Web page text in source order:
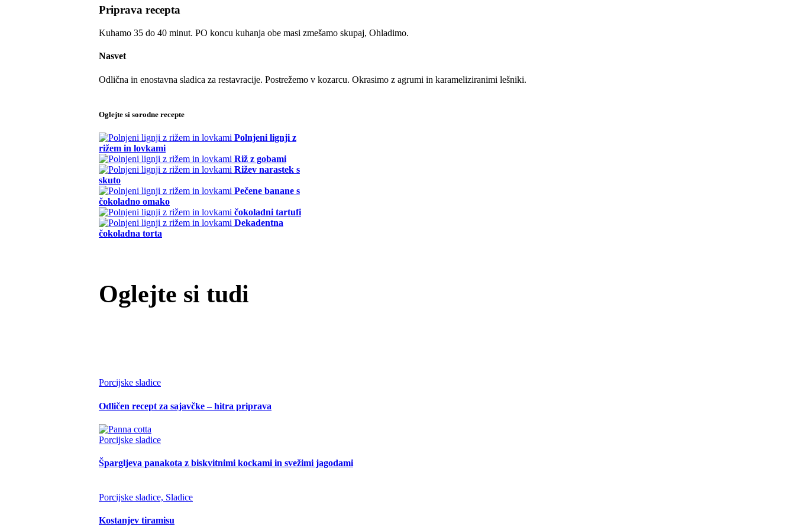
Priprava recepta
Kuhamo 35 do 40 minut. PO koncu kuhanja obe masi zmešamo skupaj, Ohladimo.
Nasvet
Odlična in enostavna sladica za restavracije. Postrežemo v kozarcu. Okrasimo z agrumi in karameliziranimi lešniki.
Oglejte si sorodne recepte
Polnjeni lignji z
rižem in lovkami
Riž z gobami
Rižev narastek s
skuto
Pečene banane s
čokoladno omako
čokoladni tartufi
Dekadentna
čokoladna torta
Oglejte si tudi
Porcijske sladice
Odličen recept za sajavčke – hitra priprava
Porcijske sladice
Špargljeva panakota z biskvitnimi kockami in svežimi jagodami
Porcijske sladice, Sladice
Kostanjev tiramisu